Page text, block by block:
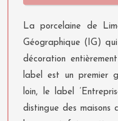
La porcelaine de
Géographique (IG)
décoration
label est un premier
loin, le label
distingue des maisons